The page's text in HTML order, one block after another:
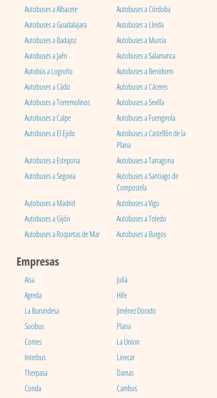
Autobuses a Albacete
Autobuses a Córdoba
Autobuses a Guadalajara
Autobuses a Lleida
Autobuses a Badajoz
Autobuses a Murcia
Autobuses a Jaén
Autobuses a Salamanca
Autobús a Logroño
Autobuses a Benidorm
Autobuses a Cádiz
Autobuses a Cáceres
Autobuses a Torremolinos
Autobuses a Sevilla
Autobuses a Calpe
Autobuses a Fuengirola
Autobuses a El Ejido
Autobuses a Castellón de la
Plana
Autobuses a Estepona
Autobuses a Tarragona
Autobuses a Segovia
Autobuses a Santiago de
Compostela
Autobuses a Madrid
Autobuses a Vigo
Autobuses a Gijón
Autobuses a Toledo
Autobuses a Roquetas de Mar
Autobuses a Burgos
Empresas
Aisa
Julià
Agreda
Hife
La Burundesa
Jiménez Dorado
Socibus
Plana
Comes
La Union
Interbus
Linecar
Therpasa
Damas
Conda
Cambus